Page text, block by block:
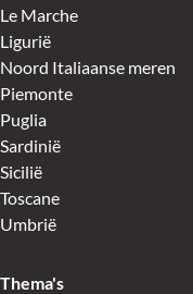
Le Marche
Ligurië
Noord Italiaanse meren
Piemonte
Puglia
Sardinië
Sicilië
Toscane
Umbrië
Thema's